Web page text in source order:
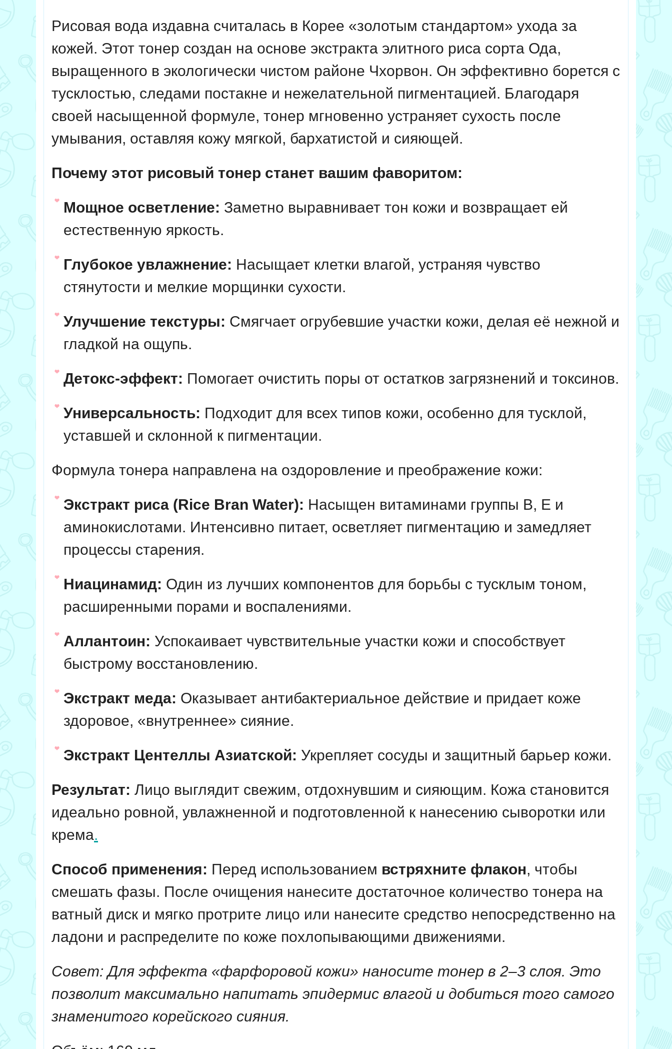
Рисовая вода издавна считалась в Корее «золотым стандартом» ухода за
кожей. Этот тонер создан на основе экстракта элитного риса сорта Ода,
выращенного в экологически чистом районе Чхорвон. Он эффективно борется с
тусклостью, следами постакне и нежелательной пигментацией. Благодаря
своей насыщенной формуле, тонер мгновенно устраняет сухость после
умывания, оставляя кожу мягкой, бархатистой и сияющей.
Почему этот рисовый тонер станет вашим фаворитом:
Мощное осветление: Заметно выравнивает тон кожи и возвращает ей
естественную яркость.
Глубокое увлажнение: Насыщает клетки влагой, устраняя чувство
стянутости и мелкие морщинки сухости.
Улучшение текстуры: Смягчает огрубевшие участки кожи, делая её нежной и
гладкой на ощупь.
Детокс-эффект: Помогает очистить поры от остатков загрязнений и токсинов.
Универсальность: Подходит для всех типов кожи, особенно для тусклой,
уставшей и склонной к пигментации.
Формула тонера направлена на оздоровление и преображение кожи:
Экстракт риса (Rice Bran Water): Насыщен витаминами группы B, Е и
аминокислотами. Интенсивно питает, осветляет пигментацию и замедляет
процессы старения.
Ниацинамид: Один из лучших компонентов для борьбы с тусклым тоном,
расширенными порами и воспалениями.
Аллантоин: Успокаивает чувствительные участки кожи и способствует
быстрому восстановлению.
Экстракт меда: Оказывает антибактериальное действие и придает коже
здоровое, «внутреннее» сияние.
Экстракт Центеллы Азиатской: Укрепляет сосуды и защитный барьер кожи.
Результат: Лицо выглядит свежим, отдохнувшим и сияющим. Кожа становится
идеально ровной, увлажненной и подготовленной к нанесению сыворотки или
крема.
Способ применения: Перед использованием встряхните флакон, чтобы
смешать фазы. После очищения нанесите достаточное количество тонера на
ватный диск и мягко протрите лицо или нанесите средство непосредственно на
ладони и распределите по коже похлопывающими движениями.
Совет: Для эффекта «фарфоровой кожи» наносите тонер в 2–3 слоя. Это
позволит максимально напитать эпидермис влагой и добиться того самого
знаменитого корейского сияния.